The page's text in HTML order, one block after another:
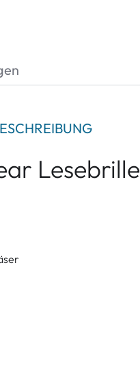
Lesebrille